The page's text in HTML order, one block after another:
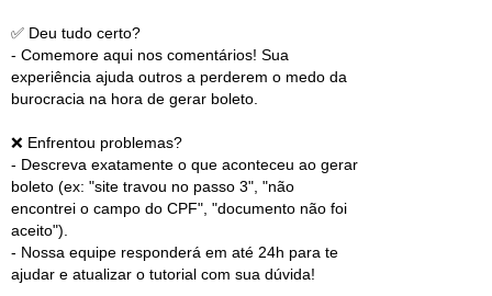
✅ Deu tudo certo?
- Comemore aqui nos comentários! Sua
experiência ajuda outros a perderem o medo da
burocracia na hora de gerar boleto.
❌ Enfrentou problemas?
- Descreva exatamente o que aconteceu ao gerar
boleto (ex: "site travou no passo 3", "não
encontrei o campo do CPF", "documento não foi
aceito").
- Nossa equipe responderá em até 24h para te
ajudar e atualizar o tutorial com sua dúvida!